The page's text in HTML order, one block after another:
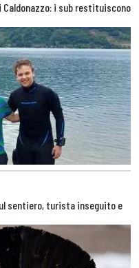
Caldonazzo: i sub restituiscono
sentiero, turista inseguito e